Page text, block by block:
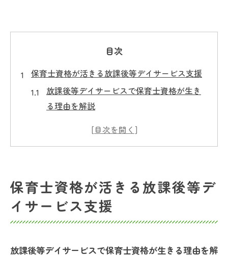
目次
保育士資格が活きる放課後等デイサービス支援
放課後等デイサービスで保育士資格が生き
る理由を解説
発達障害支援に放課後等デイサービスが求
める専門性とは
放課後等デイサービス現場での保育士の役
割と貢献ポイント
放課後等デイサービス支援に必要な実践的
発達障害児を支える児童指導員のやりがい
保育士資格が活きる放課後等デ
イサービス支援
放課後等デイサービスで保育士資格が生きる理由を解